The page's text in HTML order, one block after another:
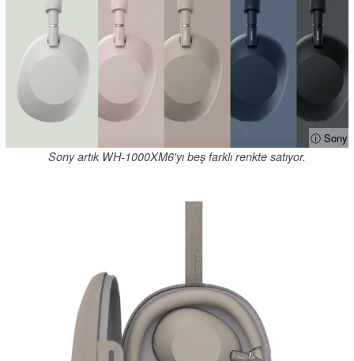
ⓘ Sony
Sony artık WH-1000XM6'yı beş farklı renkte satıyor.